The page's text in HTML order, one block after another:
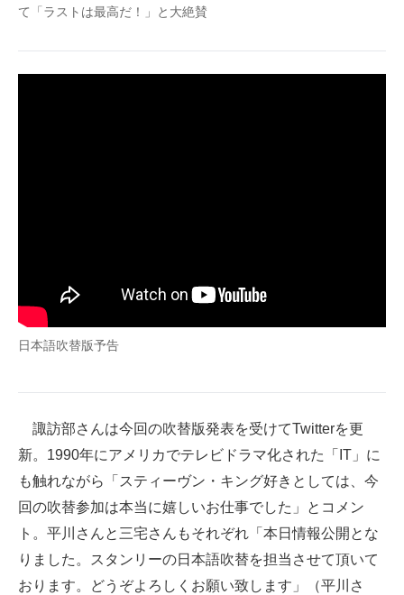
エレクトロニクス専門サイト
電子設計の基本と応用
て「ラストは最高だ！」と大絶賛
日本語吹替版予告
諏訪部さんは今回の吹替版発表を受けてTwitterを更
新。1990年にアメリカでテレビドラマ化された「IT」に
も触れながら「スティーヴン・キング好きとしては、今
回の吹替参加は本当に嬉しいお仕事でした」とコメン
ト。平川さんと三宅さんもそれぞれ「本日情報公開とな
りました。スタンリーの日本語吹替を担当させて頂いて
おります。どうぞよろしくお願い致します」（平川さ